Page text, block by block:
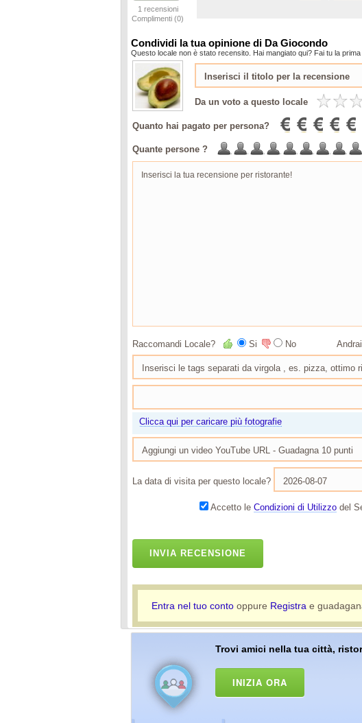
1 recensioni
Complimenti (0)
Condividi la tua opinione di Da Giocondo
Questo locale non è stato recensito. Hai mangiato qui? Fai tu la
Da un voto a questo locale
Quanto hai pagato per persona?
Quante persone ?
Raccomandi Locale? Si No
Clicca qui per caricare più fotografie
La data di visita per questo locale?
Accetto le Condizioni di Utilizzodel
INVIA RECENSIONE
Entra nel tuo contooppure Registra e
Trovi amici nella tua città,
INIZIA ORA